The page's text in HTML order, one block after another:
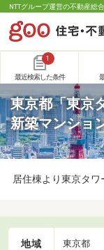
NTTグループ運営の不動産総
1
最近検索した条件
東京都「東京
新築マンショ
居住棟より東京タワ
地域 東京都